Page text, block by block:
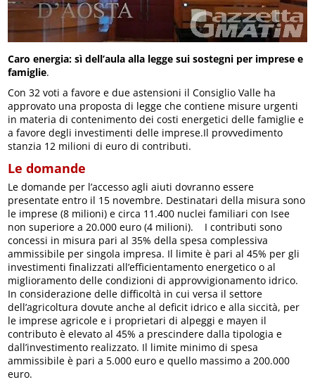
Caro energia: sì dell’aula alla legge sui sostegni per imprese e
famiglie.
Con 32 voti a favore e due astensioni il Consiglio Valle ha
approvato una proposta di legge che contiene misure urgenti
in materia di contenimento dei costi energetici delle famiglie e
a favore degli investimenti delle imprese.Il provvedimento
stanzia 12 milioni di euro di contributi.
Le domande
Le domande per l’accesso agli aiuti dovranno essere
presentate entro il 15 novembre. Destinatari della misura sono
le imprese (8 milioni) e circa 11.400 nuclei familiari con Isee
non superiore a 20.000 euro (4 milioni). I contributi sono
concessi in misura pari al 35% della spesa complessiva
ammissibile per singola impresa. Il limite è pari al 45% per gli
investimenti finalizzati all’efficientamento energetico o al
miglioramento delle condizioni di approvvigionamento idrico.
In considerazione delle difficoltà in cui versa il settore
dell’agricoltura dovute anche al deficit idrico e alla siccità, per
le imprese agricole e i proprietari di alpeggi e mayen il
contributo è elevato al 45% a prescindere dalla tipologia e
dall’investimento realizzato. Il limite minimo di spesa
ammissibile è pari a 5.000 euro e quello massimo a 200.000
euro.